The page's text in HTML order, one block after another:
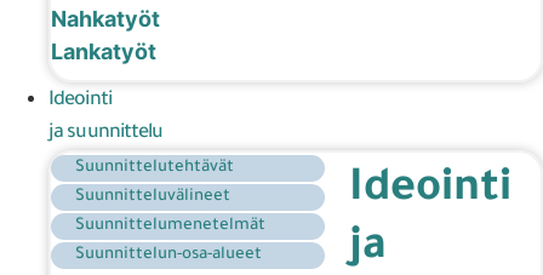
Nahkatyöt
Lankatyöt
Ideointi
ja suunnittelu
Suunnittelutehtävät
Suunnitteluvälineet
Suunnittelumenetelmät
Suunnittelun-osa-alueet
Ideointi
ja